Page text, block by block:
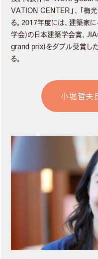
VATION CENTER」、「梅
る。2017年度には、建築家
学会)の日本建築学会賞、
grand prix)をダブル受賞し
る。
小堀哲夫